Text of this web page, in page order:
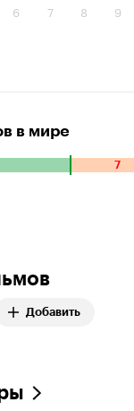
6 7 8 9
в мире
7
18. Количество
Добавить